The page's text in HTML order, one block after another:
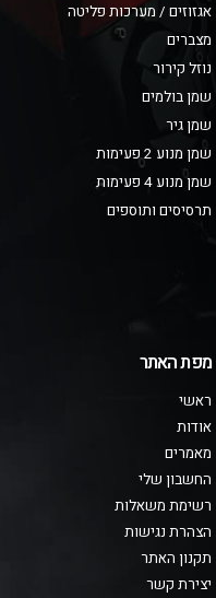
אגזוזים / מערכות פליטה
מצברים
נוזל קירור
שמן בולמים
שמן גיר
שמן מנוע 2 פעימות
שמן מנוע 4 פעימות
תרסיסים ותוספים
מפת האתר
ראשי
אודות
מאמרים
החשבון שלי
רשימת משאלות
הצהרת נגישות
תקנון האתר
יצירת קשר